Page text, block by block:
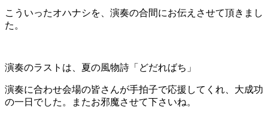
こういったオハナシを、演奏の合間にお伝えさせて頂きまし
た。
演奏のラストは、夏の風物詩「どだればち」
演奏に合わせ会場の皆さんが手拍子で応援してくれ、大成功
の一日でした。またお邪魔させて下さいね。